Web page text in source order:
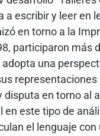
a escribir y leer en
en torno a la
participaron más
una
disputa en torno al
este tipo de
el lenguaje